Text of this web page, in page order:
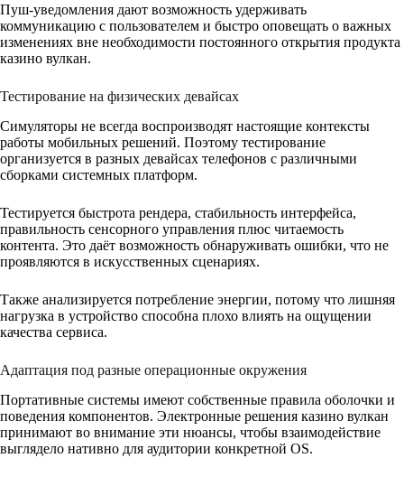
Пуш-уведомления дают возможность удерживать
коммуникацию с пользователем и быстро оповещать о важных
изменениях вне необходимости постоянного открытия продукта
казино вулкан.
Тестирование на физических девайсах
Симуляторы не всегда воспроизводят настоящие контексты
работы мобильных решений. Поэтому тестирование
организуется в разных девайсах телефонов с различными
сборками системных платформ.
Тестируется быстрота рендера, стабильность интерфейса,
правильность сенсорного управления плюс читаемость
контента. Это даёт возможность обнаруживать ошибки, что не
проявляются в искусственных сценариях.
Также анализируется потребление энергии, потому что лишняя
нагрузка в устройство способна плохо влиять на ощущении
качества сервиса.
Адаптация под разные операционные окружения
Портативные системы имеют собственные правила оболочки и
поведения компонентов. Электронные решения казино вулкан
принимают во внимание эти нюансы, чтобы взаимодействие
выглядело нативно для аудитории конкретной OS.